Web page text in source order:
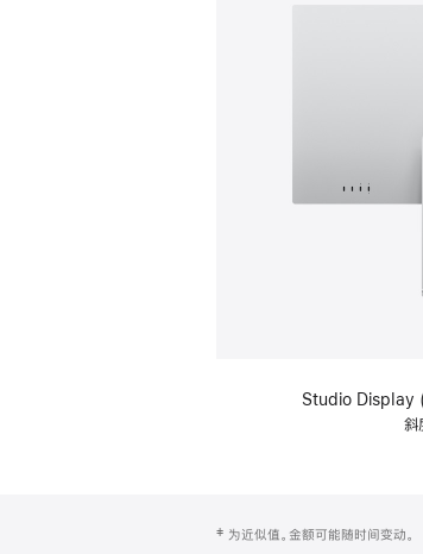
Studio Display (
斜
注
‡ 为近似值。金额可能随时间变动。